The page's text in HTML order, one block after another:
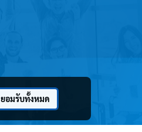
ยอมรับทั้งหมด